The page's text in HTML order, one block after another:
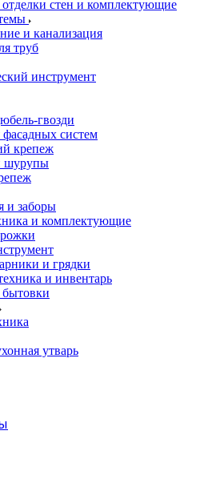
стен и комплектующие
и канализация
труб
инструмент
гвозди
систем
крепеж
шурупы
и заборы
и комплектующие
и грядки
и инвентарь
утварь